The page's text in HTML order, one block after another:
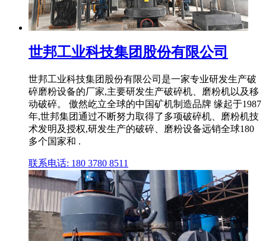
世邦工业科技集团股份有限公司
世邦工业科技集团股份有限公司是一家专业研发生产破
碎磨粉设备的厂家,主要研发生产破碎机、磨粉机以及移
动破碎。 傲然屹立全球的中国矿机制造品牌 缘起于1987
年,世邦集团通过不断努力取得了多项破碎机、磨粉机技
术发明及授权,研发生产的破碎、磨粉设备远销全球180
多个国家和 .
联系电话: 180 3780 8511